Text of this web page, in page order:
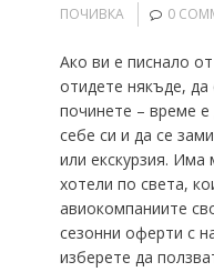
ПОЧИВКА
0
Ако ви е писнало
отидете някъде, да
починете – време
себе си и да се
или екскурзия.
хотели по света,
авиокомпаниите
сезонни оферти с
изберете да